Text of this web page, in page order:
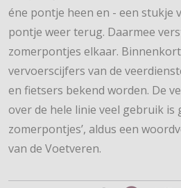
éne pontje heen en - een stukje
pontje weer terug. Daarmee
zomerpontjes elkaar.
vervoerscijfers van de
en fietsers bekend worden. De
over de hele linie veel gebruik is
zomerpontjes’, aldus een
van de Voetveren.